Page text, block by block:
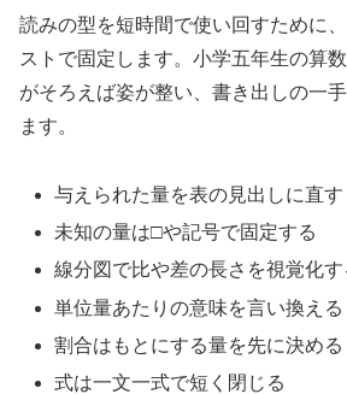
読みの型を短時間で使い回すために
ストで固定します。小学五年生の算
がそろえば姿が整い、書き出しの一
ます。
与えられた量を表の見出しに直す
未知の量は□や記号で固定する
線分図で比や差の長さを視覚化す
単位量あたりの意味を言い換える
割合はもとにする量を先に決める
式は一文一式で短く閉じる